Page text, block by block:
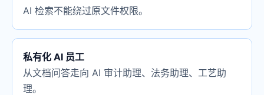
AI 检索不能绕过原文件权限。
私有化 AI 员工
从文档问答走向 AI 审计助理、法务助理、工艺助
理。